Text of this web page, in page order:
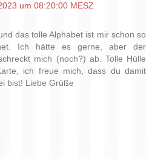
um 08:20:00 MESZ
das tolle Alphabet ist mir schon so
Ich hätte es gerne, aber der
mich (noch?) ab. Tolle Hülle
ich freue mich, dass du damit
bist! Liebe Grüße